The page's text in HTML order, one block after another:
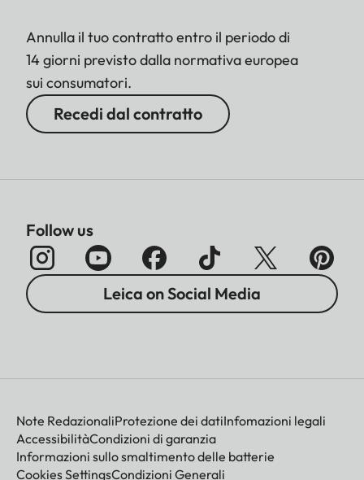
Annulla il tuo contratto entro il periodo di
14 giorni previsto dalla normativa europea
sui consumatori.
Recedi dal contratto
Follow us
Leica on Social Media
Note RedazionaliProtezione dei datiInfomazioni legali
AccessibilitàCondizioni di garanzia
Informazioni sullo smaltimento delle batterie
Cookies SettingsCondizioni Generali